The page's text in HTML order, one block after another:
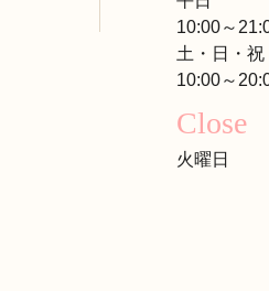
10:00～
土・日・祝
10:00～
Close
火曜日